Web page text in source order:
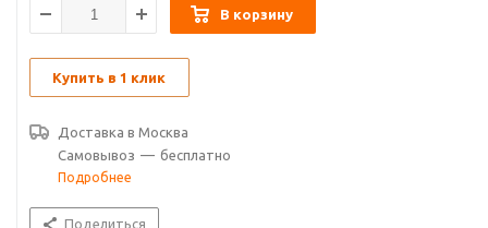
В корзину
Купить в 1 клик
Доставка в Москва
Самовывоз — бесплатно
Подробнее
Поделиться